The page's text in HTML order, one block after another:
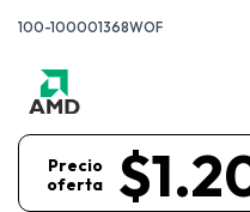
100-100001368WOF
Precio
oferta